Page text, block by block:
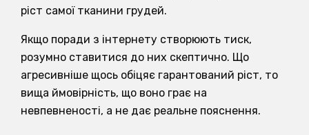
ріст самої тканини грудей.
Якщо поради з інтернету створюють тиск,
розумно ставитися до них скептично. Що
агресивніше щось обіцяє гарантований ріст, то
вища ймовірність, що воно грає на
невпевненості, а не дає реальне пояснення.